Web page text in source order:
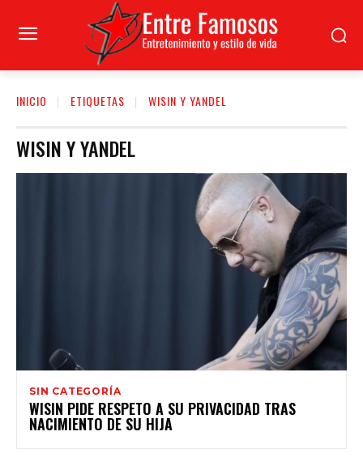
INICIO ETIQUETAS WISIN Y YANDEL
WISIN Y YANDEL
SIN CATEGORÍA
WISIN PIDE RESPETO A SU PRIVACIDAD TRAS
NACIMIENTO DE SU HIJA